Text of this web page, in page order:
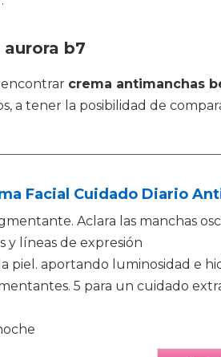
b7
encontrar crema antimanchas
tener la posibilidad de
Facial Cuidado Diario
Aclara las manchas
y líneas de expresión
piel. aportando luminosidad e
5 para un cuidado